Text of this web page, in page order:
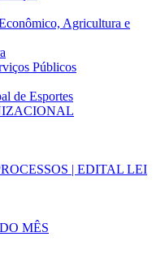
Agricultura e
Públicos
de Esportes
| EDITAL LEI
MÊS